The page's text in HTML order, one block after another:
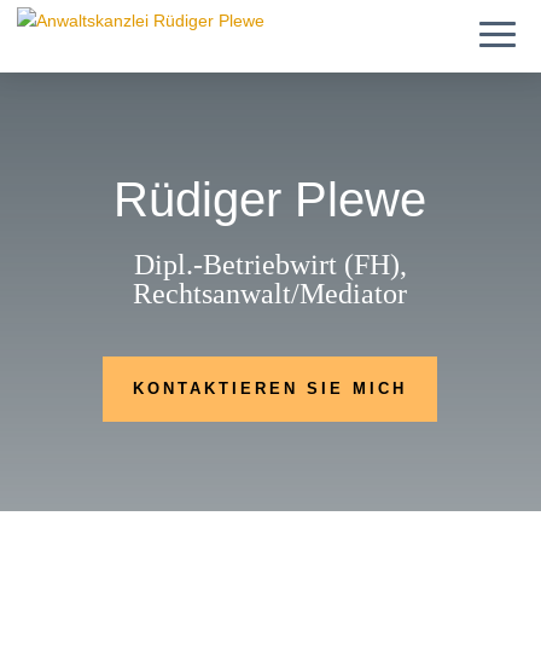
Rüdiger Plewe
Dipl.-Betriebwirt (FH),
Rechtsanwalt/Mediator
KONTAKTIEREN SIE MICH